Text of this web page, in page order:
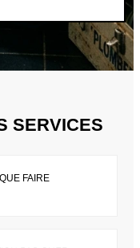
SERVICES
FAIRE